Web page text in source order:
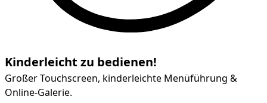
Kinderleicht zu bedienen!
Großer Touchscreen, kinderleichte Menüführung &
Online-Galerie.